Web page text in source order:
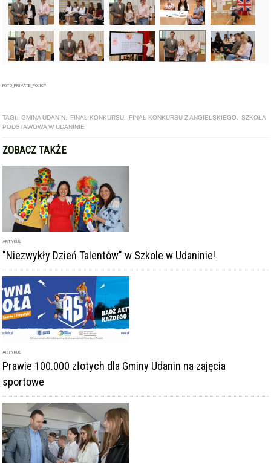
FOTO_PRIVATE_POLICY
TAGI: GMINA UDANIN FINAŁ KONKURSU FINAŁ KONKURSU Z ANGIELSKIEGO
SZKOŁA
PODSTAWOWA W UDANINIE
ZOBACZ TAKŻE
ARTYKUŁ
"Niezwykły Dzień Talentów" w Szkole w Udaninie!
ARTYKUŁ
Prawie 100.000 złotych dla Gminy Udanin na zajęcia
sportowe